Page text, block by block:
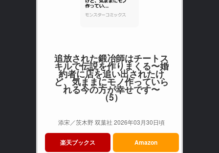
追放された鍛冶師はチートス
キルで伝説を作りまくる〜婚
約者に店を追い出されたけ
ど、気ままにモノ作っていら
れる今の方が幸せです〜
（5）
添宋／茨木野 双葉社 2026年03月30日頃
楽天ブックス Amazon